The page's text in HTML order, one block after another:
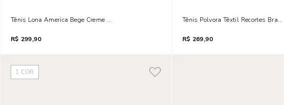
Tênis Lona America Bege Creme Recorte Camurça
R$ 299,90
Tênis Polvora Têxtil Recortes Branco
R$ 269,90
1 COR